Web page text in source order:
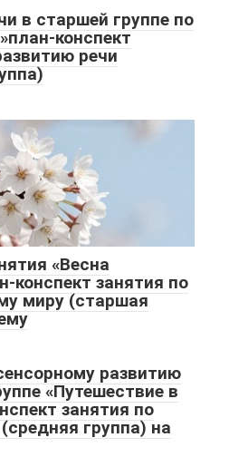
в старшей группе по
конспект
речи
«Весна
конспект занятия по
миру (старшая
развитию
«Путешествие в
занятия по
группа) на